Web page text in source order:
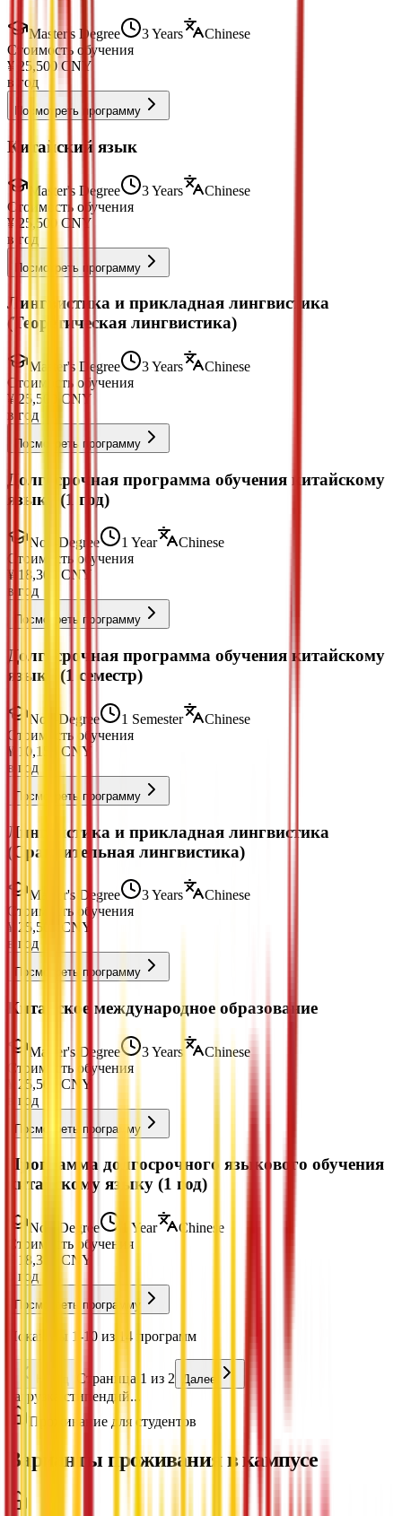
Master's Degree 3 Years
Chinese
Стоимость обучения
¥ 25,500 CNY
в год
Посмотреть программу
Китайский язык
Master's Degree 3 Years
Chinese
Стоимость обучения
¥ 25,500 CNY
в год
Посмотреть программу
Лингвистика и прикладная лингвистика
(Теоретическая лингвистика)
Master's Degree 3 Years
Chinese
Стоимость обучения
¥ 25,500
CNY
в год
Посмотреть программу
Долгосрочная программа обучения китайскому
языку (1 год)
Non-Degree 1 Year
Chinese
Стоимость обучения
¥ 18,300
CNY
в год
Посмотреть программу
Долгосрочная программа обучения китайскому
языку (1 семестр)
Non-Degree 1 Semester
Chinese
Стоимость обучения
¥ 10,150
CNY
в год
Посмотреть программу
Лингвистика и прикладная лингвистика
(Сравнительная лингвистика)
Master's Degree 3 Years
Chinese
Стоимость обучения
¥ 25,500
CNY
в год
Посмотреть программу
Китайское международное образование
Master's Degree 3 Years
Chinese
Стоимость обучения
25,500
CNY
в год
Посмотреть программу
Программа долгосрочного языкового обучения
китайскому языку (1 год)
Non-Degree 1 Year
Chinese
Стоимость обучения
18,300
CNY
в год
Посмотреть программу
Показаны 1-10 из 14 программ
Назад Страница 1 из 2 Далее
Загрузка стипендий...
Проживание для студентов
Варианты проживания в кампусе